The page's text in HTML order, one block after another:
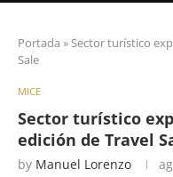
Portada »Sector turístico
Sale
MICE
Sector turístico
edición de Travel
by Manuel Lorenzo